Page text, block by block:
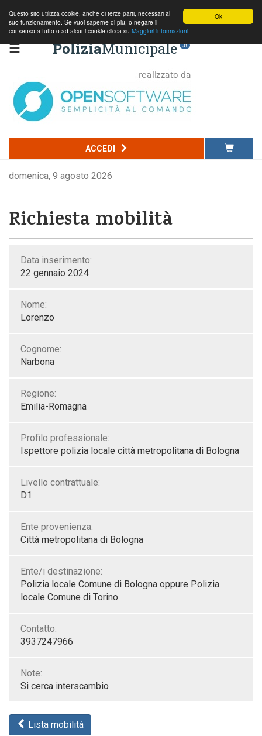
Ok
Questo sito utilizza cookie, anche di terze parti, necessari al
suo funzionamento. Se vuoi saperne di più, o negare il
consenso a tutto o ad alcuni cookie clicca su Maggiori informazioni
PoliziaMunicipale .it
ACCEDI
domenica, 9 agosto 2026
Richiesta mobilità
Data inserimento:
22 gennaio 2024
Nome:
Lorenzo
Cognome:
Narbona
Regione:
Emilia-Romagna
Profilo professionale:
Ispettore polizia locale città metropolitana di Bologna
Livello contrattuale:
D1
Ente provenienza:
Città metropolitana di Bologna
Ente/i destinazione:
Polizia locale Comune di Bologna oppure Polizia
locale Comune di Torino
Contatto:
3937247966
Note:
Si cerca interscambio
Lista mobilità